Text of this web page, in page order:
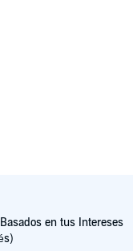
en tus Intereses